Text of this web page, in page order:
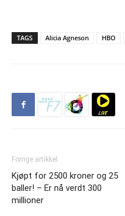
TAGS Alicia Agneson HBO
Forrige artikkel
Kjøpt for 2500 kroner og 25
baller! – Er nå verdt 300
millioner